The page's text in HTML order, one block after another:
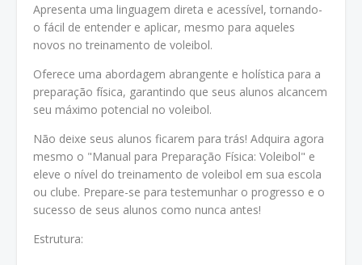
Apresenta uma linguagem direta e acessível, tornando-
o fácil de entender e aplicar, mesmo para aqueles
novos no treinamento de voleibol.
Oferece uma abordagem abrangente e holística para a
preparação física, garantindo que seus alunos alcancem
seu máximo potencial no voleibol.
Não deixe seus alunos ficarem para trás! Adquira agora
mesmo o "Manual para Preparação Física: Voleibol" e
eleve o nível do treinamento de voleibol em sua escola
ou clube. Prepare-se para testemunhar o progresso e o
sucesso de seus alunos como nunca antes!
Estrutura: